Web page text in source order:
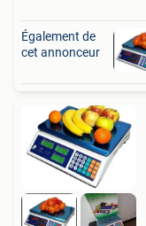
Également de
cet annonceur